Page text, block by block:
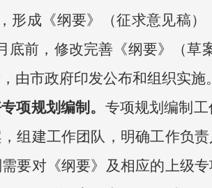
形成《纲要》（征求意见稿
底前，修改完善《纲要》（
由市政府印发公布和组织实
项规划编制。 专项规划编制
组建工作团队，明确工作负
要对《纲要》及相应的上级